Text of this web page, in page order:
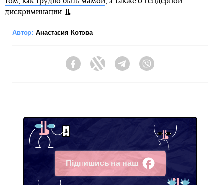
дискриминации.
Автор: Анастасия Котова
FacebookTwitter Telegram
Підпишись на наш
Facebook